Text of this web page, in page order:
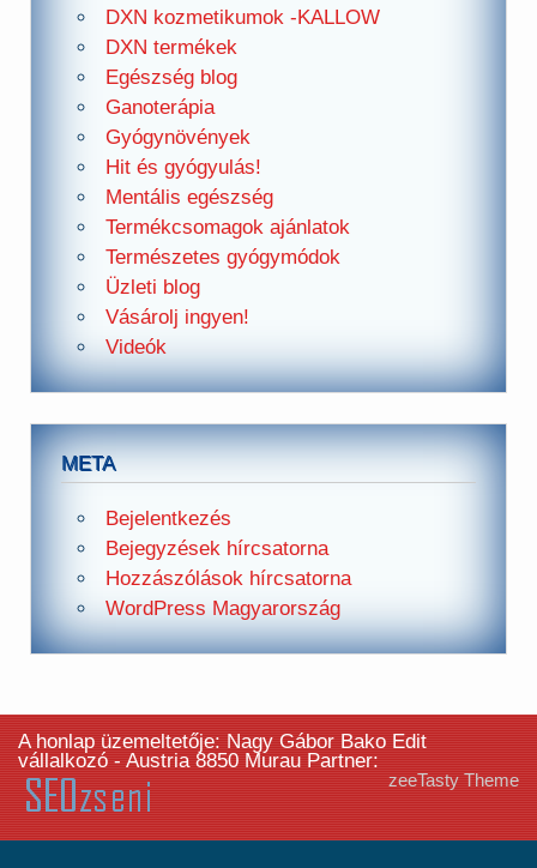
DXN kozmetikumok -KALLOW
DXN termékek
Egészség blog
Ganoterápia
Gyógynövények
Hit és gyógyulás!
Mentális egészség
Termékcsomagok ajánlatok
Természetes gyógymódok
Üzleti blog
Vásárolj ingyen!
Videók
META
Bejelentkezés
Bejegyzések hírcsatorna
Hozzászólások hírcsatorna
WordPress Magyarország
A honlap üzemeltetője: Nagy Gábor Bako Edit
vállalkozó - Austria 8850 Murau Partner:
zeeTasty Theme